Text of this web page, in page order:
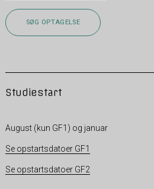
SØG OPTAGELSE
Studiestart
August (kun GF1) og januar
Se opstartsdatoer GF1
Se opstartsdatoer GF2